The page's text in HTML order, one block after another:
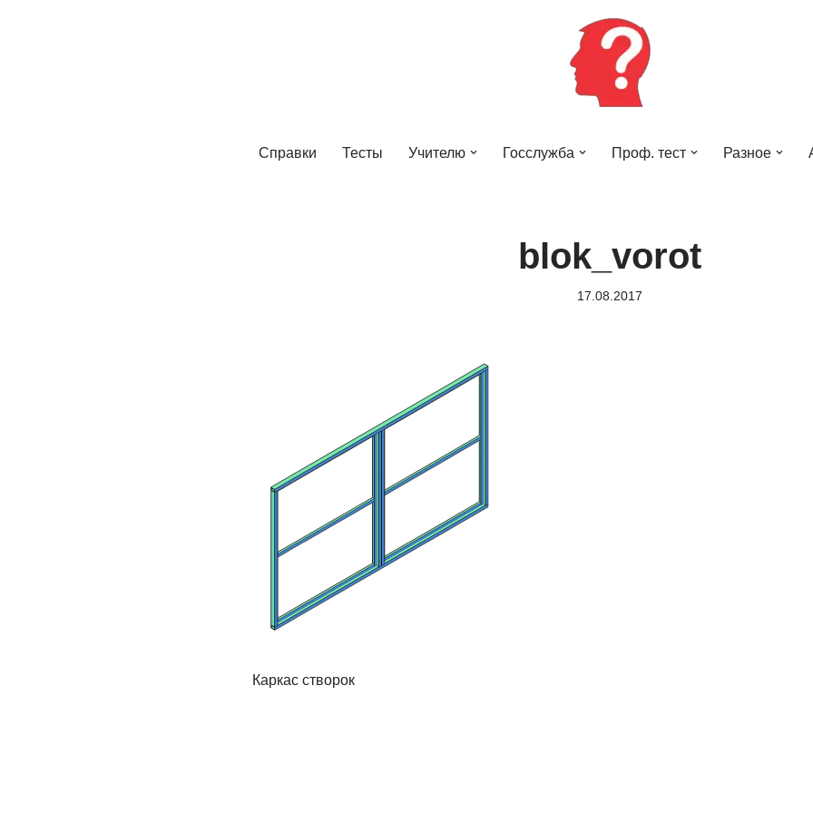
Справки Тесты Учителю Госслужба Проф. тест Разное
blok_vorot
17.08.2017
Каркас створок